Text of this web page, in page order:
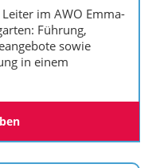
im AWO Emma-
Führung,
sowie
in einem